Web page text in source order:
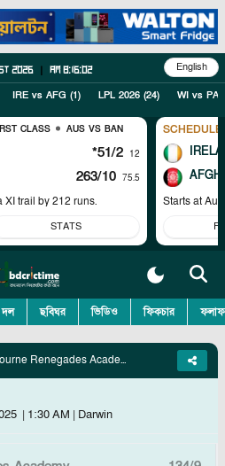
2026 am 8:16:02 English
IRE vs AFG (1) LPL 2026 (24) WI vs PAK
CLASS AUS VS BAN
*51/2 12
263/10 75.5
XI trail by 212 runs.
STATS
Starts at
দল ছবিঘর ভিডিও ফিকচার
Melbourne Renegades Academy Vs Adelaide Strikers Academy, Match 28
| 1:30 AM | Darwin